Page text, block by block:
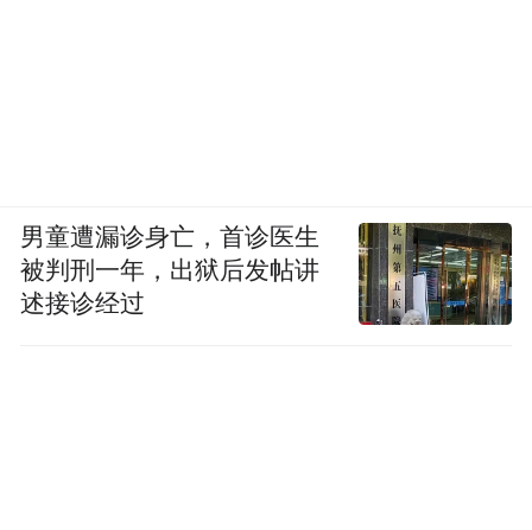
男童遭漏诊身亡，首诊医生
被判刑一年，出狱后发帖讲
述接诊经过